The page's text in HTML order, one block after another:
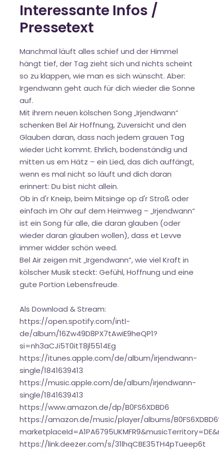
Interessante Infos /
Pressetext
Manchmal läuft alles schief und der Himmel
hängt tief, der Tag zieht sich und nichts scheint
so zu klappen, wie man es sich wünscht. Aber:
Irgendwann geht auch für dich wieder die Sonne
auf.
Mit ihrem neuen kölschen Song „Irjendwann“
schenken Bel Air Hoffnung, Zuversicht und den
Glauben daran, dass nach jedem grauen Tag
wieder Licht kommt. Ehrlich, bodenständig und
mitten us em Hätz – ein Lied, das dich auffängt,
wenn es mal nicht so läuft und dich daran
erinnert: Du bist nicht allein.
Ob in d'r Kneip, beim Mitsinge op d'r Stroß oder
einfach im Ohr auf dem Heimweg – „Irjendwann“
ist ein Song für alle, die daran glauben (oder
wieder daran glauben wollen), dass et Levve
immer widder schön weed.
Bel Air zeigen mit „Irgendwann“, wie viel Kraft in
kölscher Musik steckt: Gefühl, Hoffnung und eine
gute Portion Lebensfreude.
Als Download & Stream:
https://open.spotify.com/intl-
de/album/16Zw49D8PX7tAwiE9heQP1?
si=nh3aCJi5T0itT8jl5514Eg
https://itunes.apple.com/de/album/irjendwann-
single/1841639413
https://music.apple.com/de/album/irjendwann-
single/1841639413
https://www.amazon.de/dp/B0FS6XDBD6
https://amazon.de/music/player/albums/
https://link.deezer.com/s/31lhqCBE35TH4pTueep6t